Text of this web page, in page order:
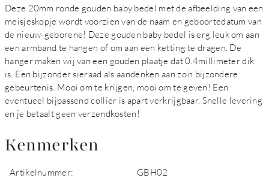
Deze 20mm ronde gouden baby bedel met de afbeelding van een
meisjeskopje wordt voorzien van de naam en geboortedatum van
de nieuw-geborene! Deze gouden baby bedel is erg leuk om aan
een armband te hangen of om aan een ketting te dragen. De
hanger maken wij van een gouden plaatje dat 0.4millimeter dik
is. Een bijzonder sieraad als aandenken aan zo'n bijzondere
gebeurtenis. Mooi om te krijgen, mooi om te geven! Een
eventueel bijpassend collier is apart verkrijgbaar. Snelle levering
en je betaalt geen verzendkosten!
Kenmerken
Artikelnummer:
GBH02